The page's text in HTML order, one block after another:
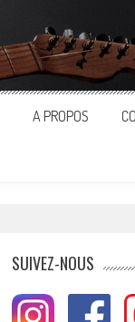
A PROPOS
SUIVEZ-NOUS